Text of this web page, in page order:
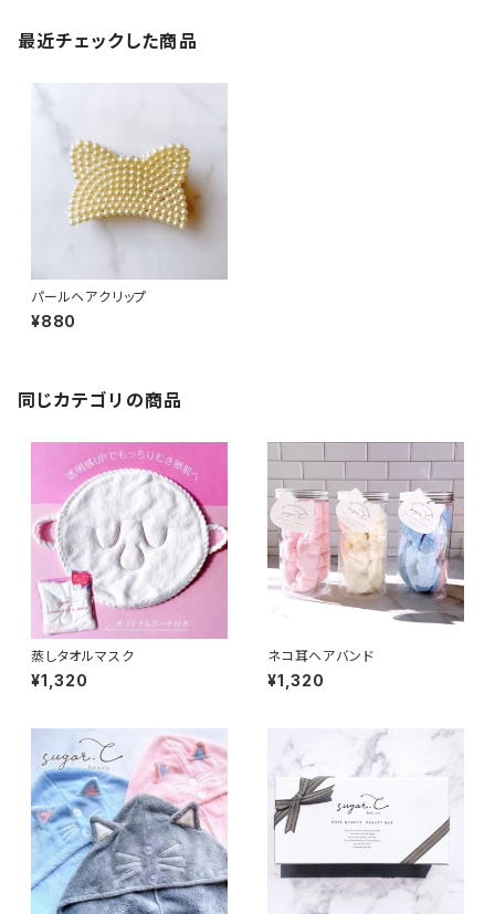
最近チェックした商品
パールヘアクリップ
¥880
同じカテゴリの商品
蒸しタオルマスク
¥1,320
ネコ耳ヘアバンド
¥1,320